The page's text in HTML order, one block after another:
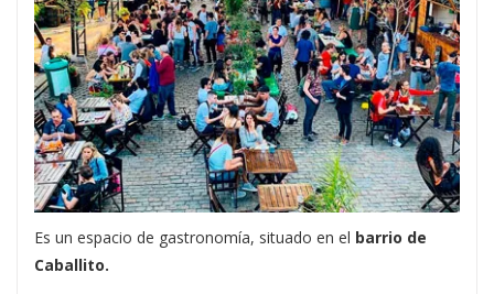
Es un espacio de gastronomía, situado en el barrio de
Caballito.